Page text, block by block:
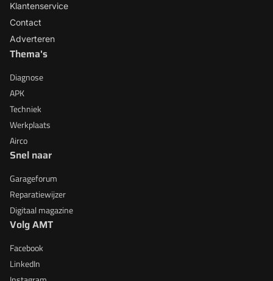
Klantenservice
Contact
Adverteren
Thema's
Diagnose
APK
Techniek
Werkplaats
Airco
Snel naar
Garageforum
Reparatiewijzer
Digitaal magazine
Volg AMT
Facebook
LinkedIn